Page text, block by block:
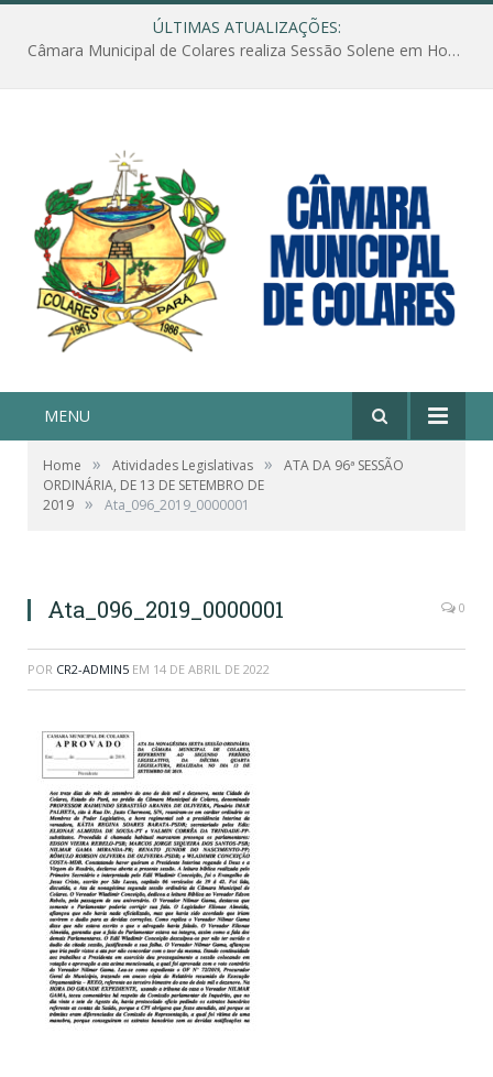
ÚLTIMAS ATUALIZAÇÕES:
Câmara Municipal de Colares realiza Sessão Solene em Homenagem ao Dia das Mães
MENU
Home » Atividades Legislativas »
ATA DA 96ª SESSÃO
ORDINÁRIA, DE 13 DE SETEMBRO DE
2019 » Ata_096_2019_0000001
Ata_096_2019_0000001 0
POR CR2-ADMIN5 EM 14 DE ABRIL DE 2022